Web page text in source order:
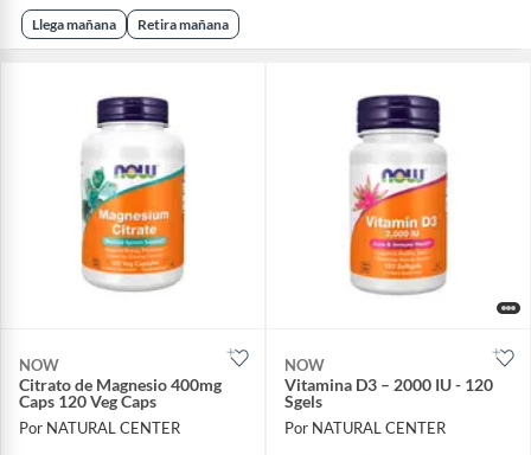
Llega mañana Retira mañana
NOW
Citrato de Magnesio 400mg
Caps 120 Veg Caps
Por NATURAL CENTER
NOW
Vitamina D3 – 2000 IU - 120
Sgels
Por NATURAL CENTER